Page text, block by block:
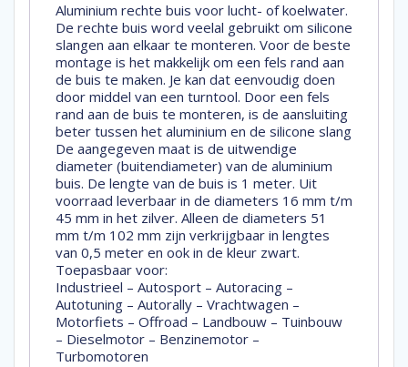
Aluminium rechte buis voor lucht- of koelwater.
De rechte buis word veelal gebruikt om silicone
slangen aan elkaar te monteren. Voor de beste
montage is het makkelijk om een fels rand aan
de buis te maken. Je kan dat eenvoudig doen
door middel van een turntool. Door een fels
rand aan de buis te monteren, is de aansluiting
beter tussen het aluminium en de silicone slang
De aangegeven maat is de uitwendige
diameter (buitendiameter) van de aluminium
buis. De lengte van de buis is 1 meter. Uit
voorraad leverbaar in de diameters 16 mm t/m
45 mm in het zilver. Alleen de diameters 51
mm t/m 102 mm zijn verkrijgbaar in lengtes
van 0,5 meter en ook in de kleur zwart.
Toepasbaar voor:
Industrieel – Autosport – Autoracing –
Autotuning – Autorally – Vrachtwagen –
Motorfiets – Offroad – Landbouw – Tuinbouw
– Dieselmotor – Benzinemotor –
Turbomotoren